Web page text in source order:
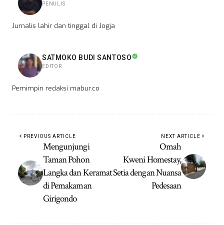
PENULIS
Jurnalis lahir dan tinggal di Jogja
SATMOKO BUDI SANTOSO
EDITOR
Pemimpin redaksi mabur.co
PREVIOUS ARTICLE
Mengunjungi
Taman Pohon
Langka dan Keramat
di Pemakaman
Girigondo
NEXT ARTICLE
Omah
Kweni Homestay,
Setia dengan Nuansa
Pedesaan